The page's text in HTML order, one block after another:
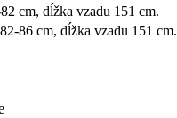
cm, dĺžka vzadu 151 cm.
86 cm, dĺžka vzadu 151 cm.